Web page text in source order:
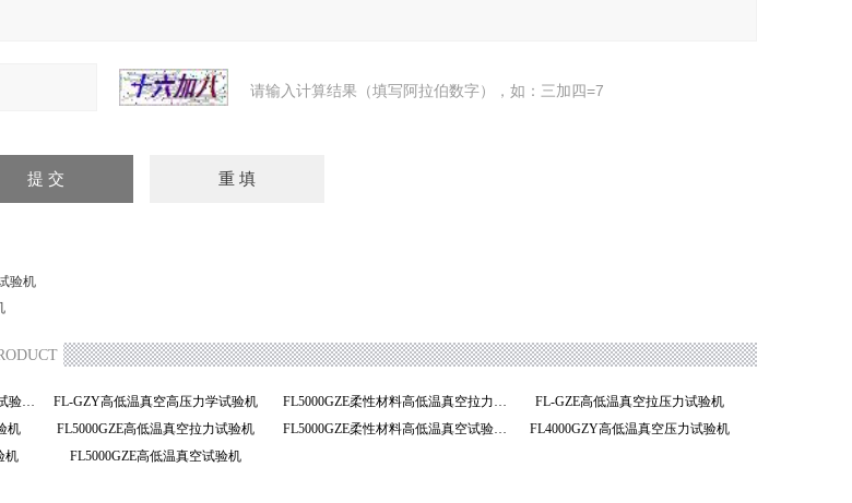
请输入计算结果（填写阿拉伯数字），如：三加四=7
验机
FL4000GZY柔性材料高低温真空试验机 FL-GZY高低温真空高压力学试验机 FL5000GZE柔性材料高低温真空拉力试验机
FL-GZE高低温真空拉压力试验机
机
FL5000GZE高低温真空拉力试验机 FL5000GZE柔性材料高低温真空试验机
FL4000GZY高低温真空压力试验机
机
FL5000GZE高低温真空试验机